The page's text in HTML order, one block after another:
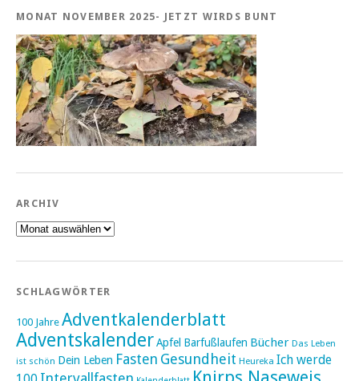
MONAT NOVEMBER 2025- JETZT WIRDS BUNT
ARCHIV
Archiv
SCHLAGWÖRTER
100 Jahre Adventkalenderblatt
AdventskalenderApfel Barfußlaufen Bücher Das Leben
ist schön Dein Leben Fasten Gesundheit Heureka Ich werde